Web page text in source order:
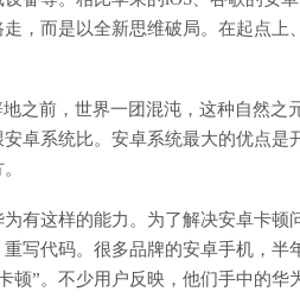
，而是以全新思维破局。在起点
之前，世界一团混沌，这种自然之
卓系统比。安卓系统最大的优点是
有这样的能力。为了解决安卓卡顿
写代码。很多品牌的安卓手机，半
顿”。不少用户反映，他们手中的华